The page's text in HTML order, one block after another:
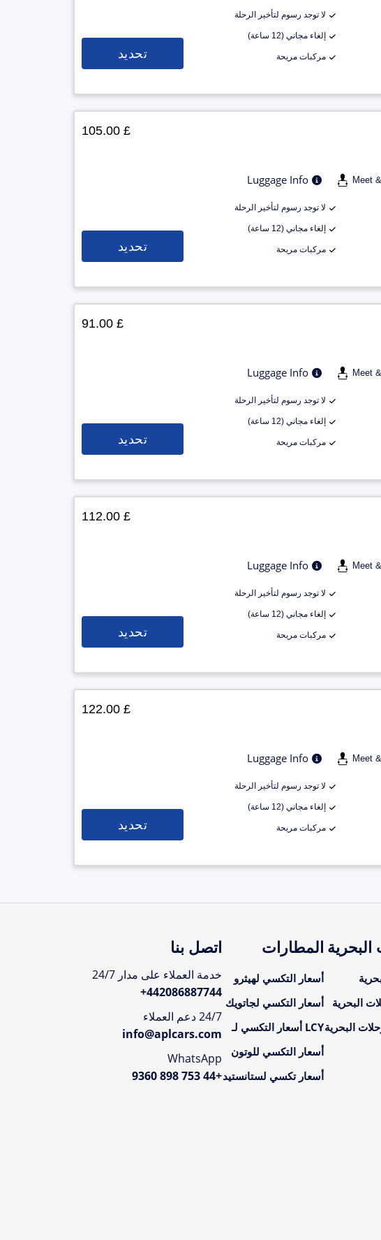
لا توجد رسوم لتأخير الرحلة
إلغاء مجاني (12 ساعة)
مركبات مريحة تحديد
Meet
Luggage Info
لا توجد رسوم لتأخير الرحلة
إلغاء مجاني (12 ساعة)
مركبات مريحة
£ 105.00
تحديد
Meet
Luggage Info
لا توجد رسوم لتأخير الرحلة
إلغاء مجاني (12 ساعة)
مركبات مريحة
£ 91.00
تحديد
Meet
Luggage Info
لا توجد رسوم لتأخير الرحلة
إلغاء مجاني (12 ساعة)
مركبات مريحة
£ 112.00
تحديد
Meet
Luggage Info
لا توجد رسوم لتأخير الرحلة
إلغاء مجاني (12 ساعة)
مركبات مريحة
£ 122.00
تحديد
البحرية
البحرية
المطارات
أسعار التكسي لهيثرو
أسعار التكسي لجاتويك
LCY أسعار التكسي لـ
أسعار التكسي للوتون
أسعار تكسي لستانستيد
اتصل بنا
خدمة العملاء على مدار 24/7
+442086887744
24/7 دعم العملاء
info@aplcars.com
WhatsApp
+44 753 898 9360